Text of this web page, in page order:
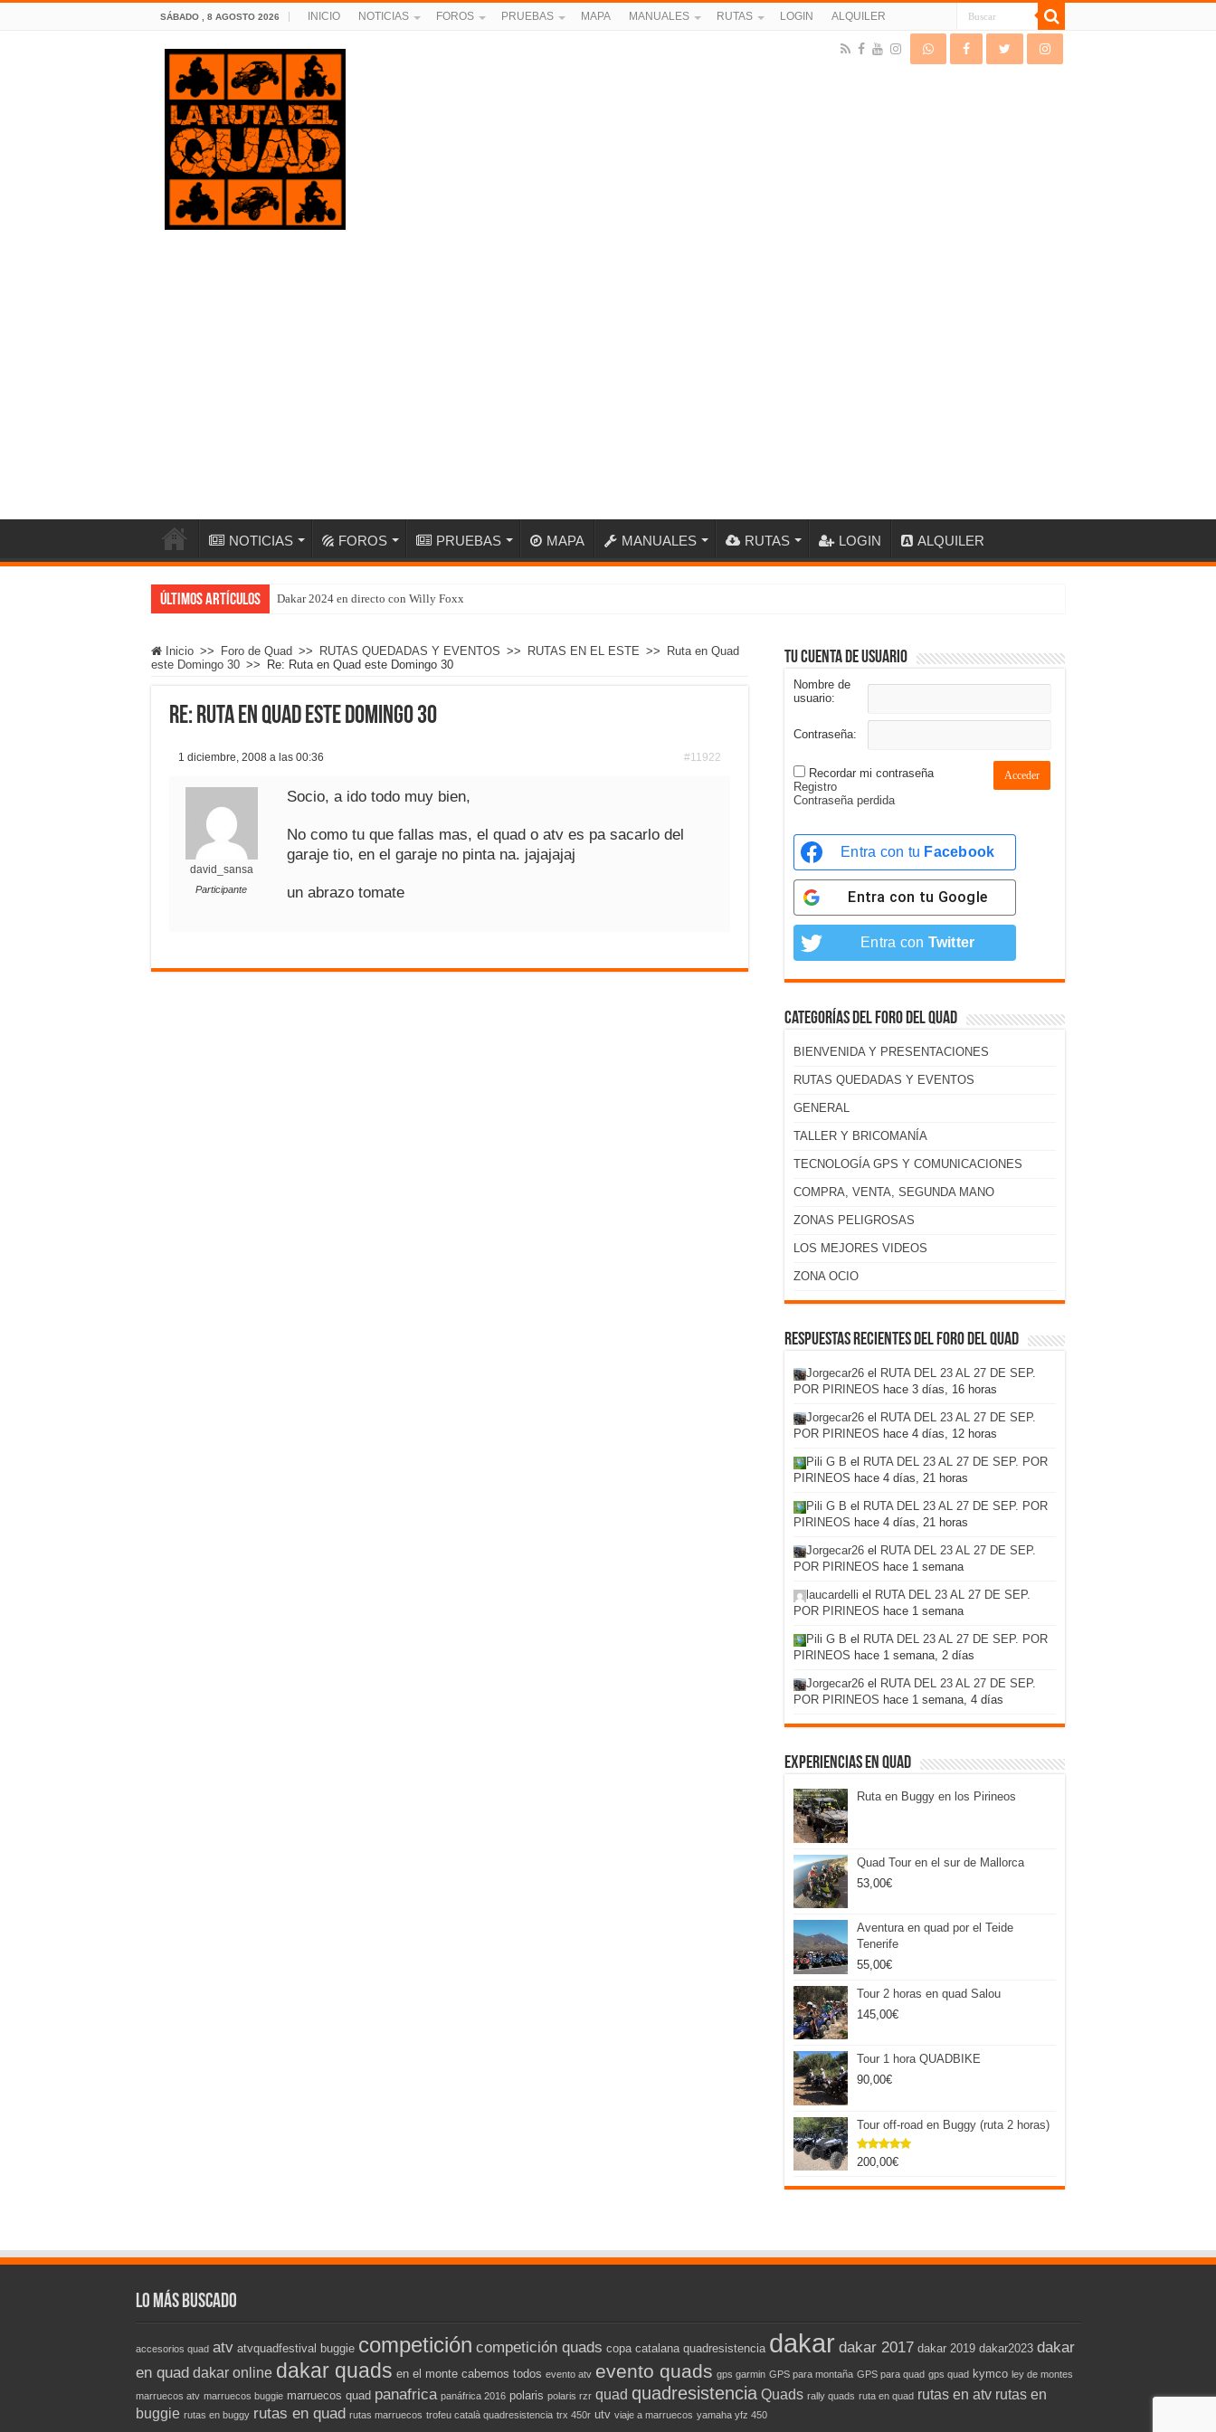
SÁBADO , 8 AGOSTO 2026 INICIO NOTICIAS FOROS PRUEBAS MAPA MANUALES RUTAS LOGIN ALQUILER
NOTICIAS FOROS PRUEBAS MAPA MANUALES RUTAS LOGIN ALQUILER
Últimos artículos Dakar 2024 en directo con Willy Foxx
Inicio >> Foro de Quad >> RUTAS QUEDADAS Y EVENTOS >> RUTAS EN EL ESTE >>
Ruta en Quad
este Domingo 30 >> Re: Ruta en Quad este Domingo 30
Re: Ruta en Quad este Domingo 30
1 diciembre, 2008 a las 00:36 #11922
david_sansa
Participante
Socio, a ido todo muy bien,
No como tu que fallas mas, el quad o atv es pa sacarlo del
garaje tio, en el garaje no pinta na. jajajajaj
un abrazo tomate
Tu cuenta de usuario
Nombre de
usuario:
Contraseña:
Recordar mi contraseña Acceder
Registro
Contraseña perdida
Entra con tu Facebook
Entra con tu Google
Entra con Twitter
Categorías del foro del Quad
BIENVENIDA Y PRESENTACIONES
RUTAS QUEDADAS Y EVENTOS
GENERAL
TALLER Y BRICOMANÍA
TECNOLOGÍA GPS Y COMUNICACIONES
COMPRA, VENTA, SEGUNDA MANO
ZONAS PELIGROSAS
LOS MEJORES VIDEOS
ZONA OCIO
Respuestas recientes del foro del Quad
Jorgecar26 el RUTA DEL 23 AL 27 DE SEP.
POR PIRINEOS hace 3 días, 16 horas
Jorgecar26 el RUTA DEL 23 AL 27 DE SEP.
POR PIRINEOS hace 4 días, 12 horas
Pili G B el RUTA DEL 23 AL 27 DE SEP. POR
PIRINEOS hace 4 días, 21 horas
Pili G B el RUTA DEL 23 AL 27 DE SEP. POR
PIRINEOS hace 4 días, 21 horas
Jorgecar26 el RUTA DEL 23 AL 27 DE SEP.
POR PIRINEOS hace 1 semana
laucardelli el RUTA DEL 23 AL 27 DE SEP.
POR PIRINEOS hace 1 semana
Pili G B el RUTA DEL 23 AL 27 DE SEP. POR
PIRINEOS hace 1 semana, 2 días
Jorgecar26 el RUTA DEL 23 AL 27 DE SEP.
POR PIRINEOS hace 1 semana, 4 días
Experiencias en Quad
Ruta en Buggy en los Pirineos
Quad Tour en el sur de Mallorca
53,00€
Aventura en quad por el Teide
Tenerife
55,00€
Tour 2 horas en quad Salou
145,00€
Tour 1 hora QUADBIKE
90,00€
Tour off-road en Buggy (ruta 2 horas)
Valorado
de 5
200,00€
Lo más buscado
accesorios quad atv atvquadfestival buggie competición competición quads copa catalana quadresistencia dakar dakar 2017 dakar 2019 dakar2023 dakar
en quad dakar online dakar quads en el monte cabemos todos evento atv evento quads gps garmin GPS para montaña GPS para quad gps quad kymco ley de montes
marruecos atv marruecos buggie marruecos quad panafrica panáfrica 2016 polaris polaris rzr quad quadresistencia Quads rally quads ruta en quad rutas en atv rutas en
buggie rutas en buggy rutas en quad rutas marruecos trofeu català quadresistencia trx 450r utv viaje a marruecos yamaha yfz 450